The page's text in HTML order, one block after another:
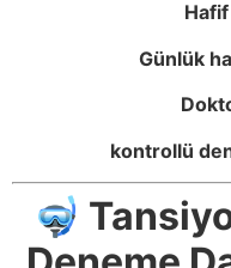
Günlük
kontrollü
🤿